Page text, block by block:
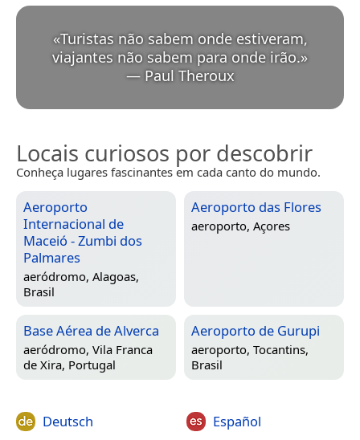
«Turistas não sabem onde estiveram,
viajantes não sabem para onde irão.
— Paul Theroux
Locais curiosos por descobrir
Conheça lugares fascinantes em cada canto do mundo.
Aeroporto
Internacional de
Maceió - Zumbi dos
Palmares
aeródromo, Alagoas,
Brasil
Aeroporto das Flores
aeroporto, Açores
Base Aérea de Alverca
aeródromo, Vila Franca
de Xira, Portugal
Aeroporto de Gurupi
aeroporto, Tocantins,
Brasil
Deutsch Español